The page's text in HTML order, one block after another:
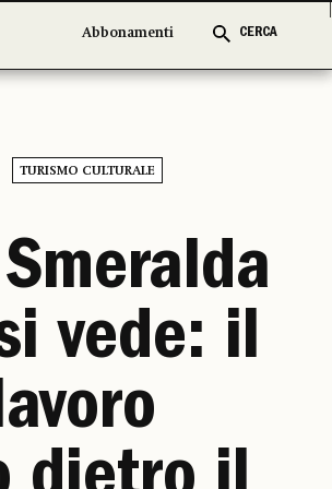
Abbonamenti CERCA
Abbonamenti CERCA
TURISMO CULTURALE
vede: il